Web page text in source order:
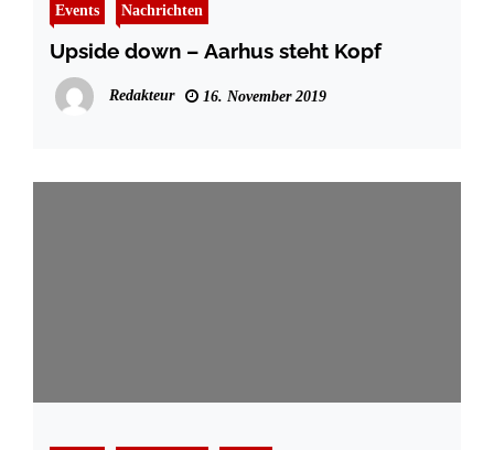
Events Nachrichten
Upside down – Aarhus steht Kopf
Redakteur 16. November 2019